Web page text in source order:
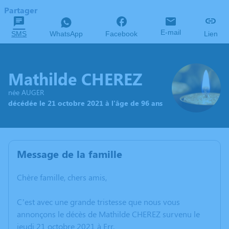
Partager
SMS WhatsApp Facebook E-mail Lien
Mathilde CHEREZ
née AUGER
décédée le 21 octobre 2021 à l'âge de 96 ans
Message de la famille
Chère famille, chers amis,
C’est avec une grande tristesse que nous vous
annonçons le décès de Mathilde CHEREZ survenu le
jeudi 21 octobre 2021 à Err.